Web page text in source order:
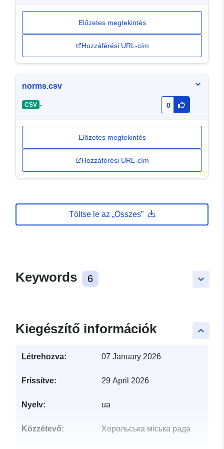
Előzetes megtekintés
Hozzáférési URL-cím
norms.csv
CSV - 0
Előzetes megtekintés
Hozzáférési URL-cím
Töltse le az „Összes”
keyboard_arrow_down
Keywords 6
keyboard_arrow_up
Kiegészítő információk
Létrehozva: 07 January 2026
Frissítve: 29 April 2026
Nyelv: ua
Közzétevő: Хорольська міська рада